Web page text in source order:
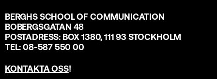
BERGHS SCHOOL OF COMMUNICATION
BOBERGSGATAN 48
POSTADRESS: BOX 1380, 111 93 STOCKHOLM
TEL: 08-587 550 00
KONTAKTA OSS!